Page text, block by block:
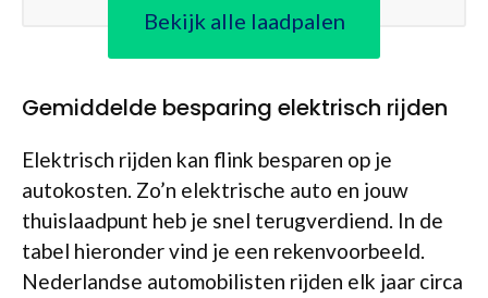
Bekijk alle laadpalen
Gemiddelde besparing elektrisch rijden
Elektrisch rijden kan flink besparen op je
autokosten. Zo’n elektrische auto en jouw
thuislaadpunt heb je snel terugverdiend. In de
tabel hieronder vind je een rekenvoorbeeld.
Nederlandse automobilisten rijden elk jaar circa